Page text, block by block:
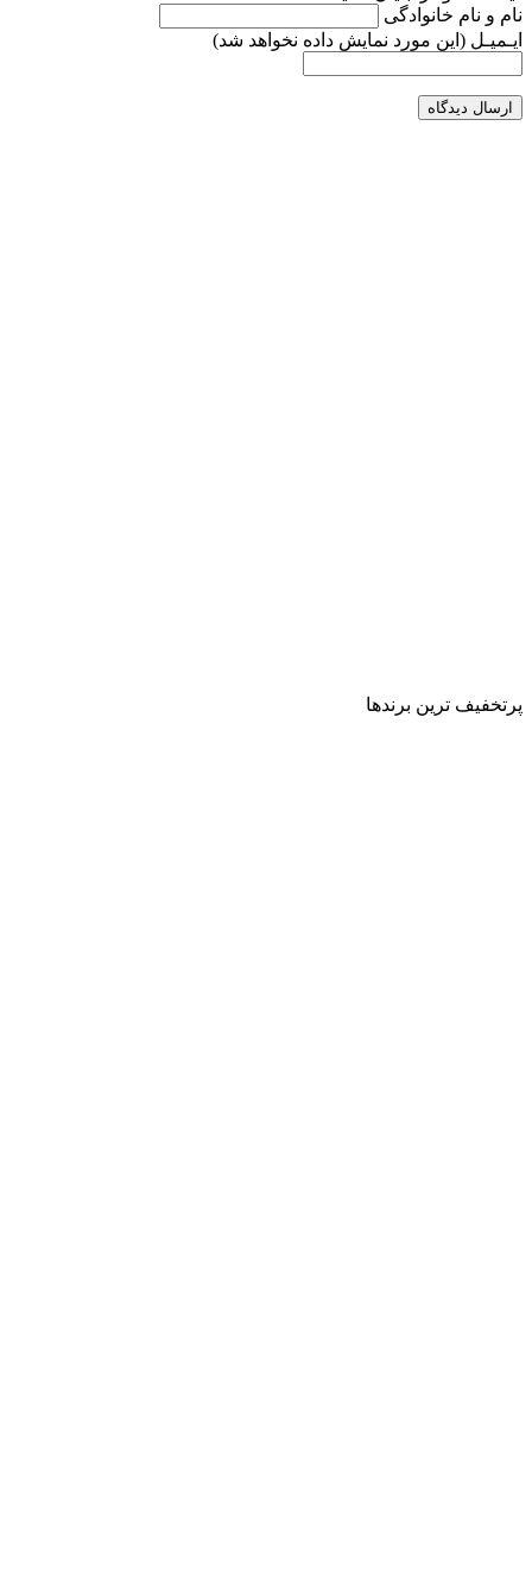
نام و نام خانوادگی
ایـمیـل (این مورد نمایش داده نخواهد شد)
ارسال دیدگاه
پرتخفیف ترین برندها